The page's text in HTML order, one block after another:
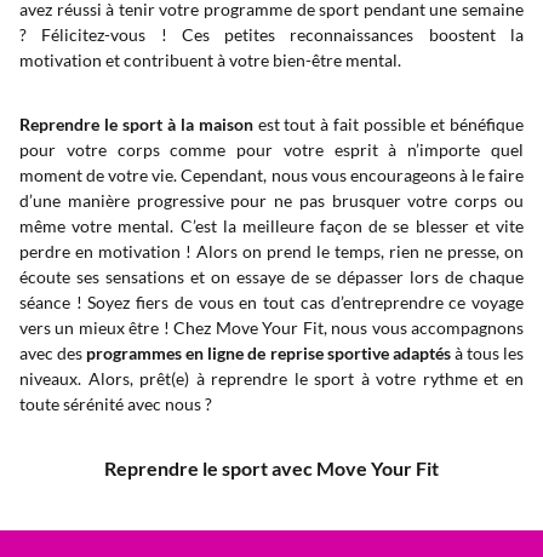
avez réussi à tenir votre programme de sport pendant une semaine
? Félicitez-vous ! Ces petites reconnaissances boostent la
motivation et contribuent à votre bien-être mental.
Reprendre le sport à la maisonest tout à fait possible et bénéfique
pour votre corps comme pour votre esprit à n’importe quel
moment de votre vie. Cependant, nous vous encourageons à le faire
d’une manière progressive pour ne pas brusquer votre corps ou
même votre mental. C’est la meilleure façon de se blesser et vite
perdre en motivation ! Alors on prend le temps, rien ne presse, on
écoute ses sensations et on essaye de se dépasser lors de chaque
séance ! Soyez fiers de vous en tout cas d’entreprendre ce voyage
vers un mieux être ! Chez Move Your Fit, nous vous accompagnons
avec des programmes en ligne de reprise sportive adaptésà tous les
niveaux. Alors, prêt(e) à reprendre le sport à votre rythme et en
toute sérénité avec nous ?
Reprendre le sport avec Move Your Fit